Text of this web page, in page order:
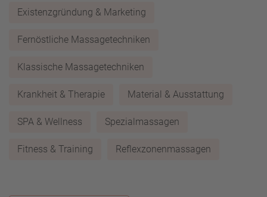
Existenzgründung & Marketing
Fernöstliche Massagetechniken
Klassische Massagetechniken
Krankheit & Therapie Material & Ausstattung
SPA & Wellness Spezialmassagen
Fitness & Training Reflexzonenmassagen